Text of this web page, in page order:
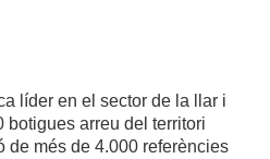
líder en el sector de la llar i
botigues arreu del territori
de més de 4.000 referències